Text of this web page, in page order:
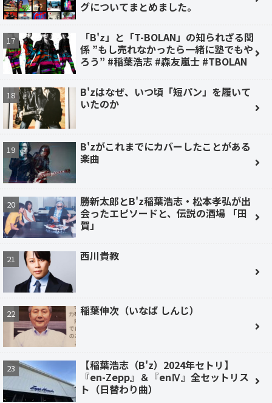
グについてまとめました。
「B'z」と「T-BOLAN」の知られざる関
係 ”もし売れなかったら一緒に塾でもや
ろう” #稲葉浩志 #森友嵐士 #TBOLAN
B'zはなぜ、いつ頃「短パン」を履いて
いたのか
B'zがこれまでにカバーしたことがある
楽曲
勝新太郎とB'z稲葉浩志・松本孝弘が出
会ったエピソードと、伝説の酒場 「田
賀」
西川貴教
稲葉伸次（いなば しんじ）
【稲葉浩志（B'z）2024年セトリ】
『en-Zepp』＆『enⅣ』全セットリス
ト（日替わり曲）